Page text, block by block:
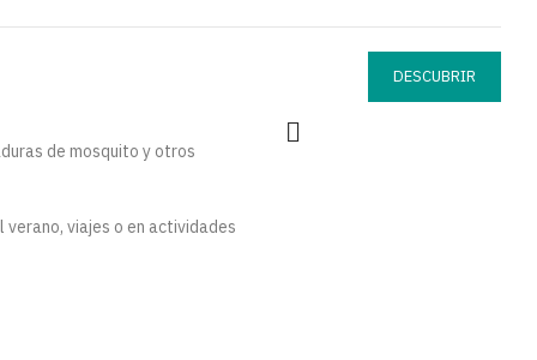
de mosquito y otros
viajes o en actividades
DESCUBRIR